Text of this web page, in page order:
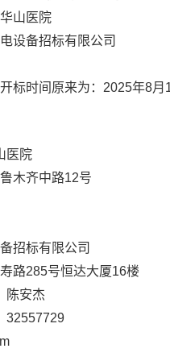
山医院
设备招标有限公司
标时间原来为： 2025年8月
医院
木齐中路12号
招标有限公司
路285号恒达大厦16楼
陈安杰
32557729